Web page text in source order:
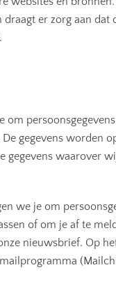
er zorg aan dat
gegevens worden
gegevens waarover
we je om
of om je af te
nieuwsbrief. Op